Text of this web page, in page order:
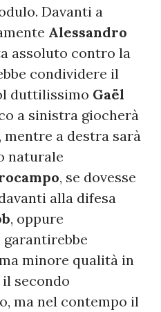
Davanti a
Alessandro
assoluto contro la
condividere il
duttilissimo Gaël
a sinistra giocherà
, mentre a destra sarà
naturale
, se dovesse
alla difesa
, oppure
minore qualità in
secondo
ma nel contempo il